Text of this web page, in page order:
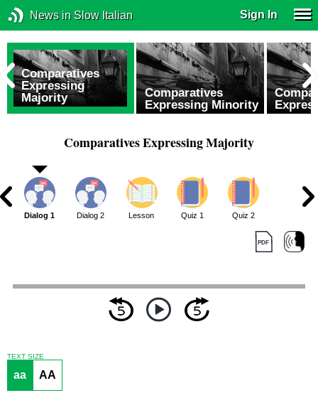
News in Slow Italian Sign In
Comparatives
Expressing
Majority
Comparatives
Expressing Minority
Comparatives Expressing Majority
Dialog 1 Dialog 2 Lesson Quiz 1 Quiz 2
TEXT SIZE
aa AA